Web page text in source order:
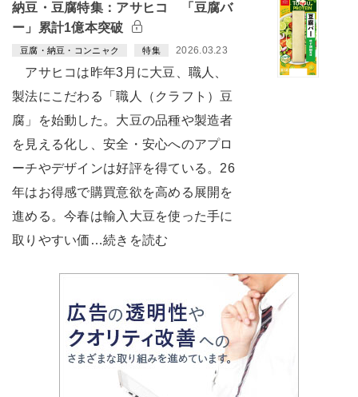
納豆・豆腐特集：アサヒコ 「豆腐バ
ー」累計1億本突破
豆腐・納豆・コンニャク 特集 2026.03.23
アサヒコは昨年3月に大豆、職人、
製法にこだわる「職人（クラフト）豆
腐」を始動した。大豆の品種や製造者
を見える化し、安全・安心へのアプロ
ーチやデザインは好評を得ている。26
年はお得感で購買意欲を高める展開を
進める。今春は輸入大豆を使った手に
取りやすい価…続きを読む